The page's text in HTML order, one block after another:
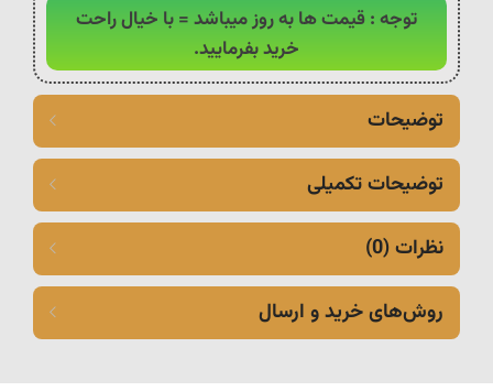
توجه : قیمت ها به روز میباشد = با خیال راحت
خرید بفرمایید.
توضیحات
توضیحات تکمیلی
نظرات (0)
روش‌های خرید و ارسال